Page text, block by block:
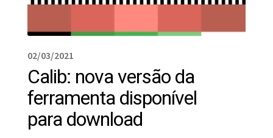
02/03/2021
Calib: nova versão da
ferramenta disponível
para download